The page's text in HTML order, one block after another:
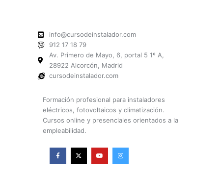
info@cursodeinstalador.com
912 17 18 79
Av. Primero de Mayo, 6, portal 5 1º A,
28922 Alcorcón, Madrid
cursodeinstalador.com
Formación profesional para instaladores
eléctricos, fotovoltaicos y climatización.
Cursos online y presenciales orientados a la
empleabilidad.
F
a
X
-
Y
o
I
n